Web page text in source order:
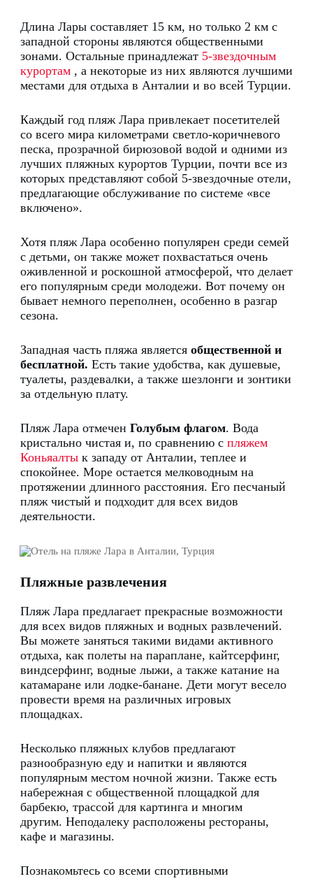
Длина Лары составляет 15 км, но только 2 км с
западной стороны являются общественными
зонами. Остальные принадлежат 5-звездочным
курортам , а некоторые из них являются лучшими
местами для отдыха в Анталии и во всей Турции.
Каждый год пляж Лара привлекает посетителей
со всего мира километрами светло-коричневого
песка, прозрачной бирюзовой водой и одними из
лучших пляжных курортов Турции, почти все из
которых представляют собой 5-звездочные отели,
предлагающие обслуживание по системе «все
включено».
Хотя пляж Лара особенно популярен среди семей
с детьми, он также может похвастаться очень
оживленной и роскошной атмосферой, что делает
его популярным среди молодежи. Вот почему он
бывает немного переполнен, особенно в разгар
сезона.
Западная часть пляжа является общественной и
бесплатной. Есть такие удобства, как душевые,
туалеты, раздевалки, а также шезлонги и зонтики
за отдельную плату.
Пляж Лара отмечен Голубым флагом. Вода
кристально чистая и, по сравнению с пляжем
Коньяалты к западу от Анталии, теплее и
спокойнее. Море остается мелководным на
протяжении длинного расстояния. Его песчаный
пляж чистый и подходит для всех видов
деятельности.
Пляжные развлечения
Пляж Лара предлагает прекрасные возможности
для всех видов пляжных и водных развлечений.
Вы можете заняться такими видами активного
отдыха, как полеты на параплане, кайтсерфинг,
виндсерфинг, водные лыжи, а также катание на
катамаране или лодке-банане. Дети могут весело
провести время на различных игровых
площадках.
Несколько пляжных клубов предлагают
разнообразную еду и напитки и являются
популярным местом ночной жизни. Также есть
набережная с общественной площадкой для
барбекю, трассой для картинга и многим
другим. Неподалеку расположены рестораны,
кафе и магазины.
Познакомьтесь со всеми спортивными